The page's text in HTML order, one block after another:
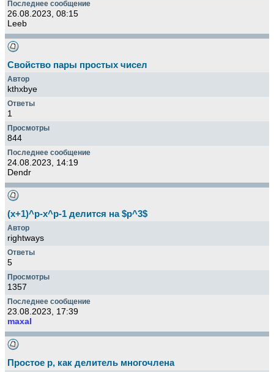
26.08.2023, 08:15
Leeb
Свойство пары простых чисел
kthxbye
1
844
24.08.2023, 14:19
Dendr
(x+1)^p-x^p-1 делится на $p^3$
rightways
5
1357
23.08.2023, 17:39
maxal
Простое p, как делитель многочлена